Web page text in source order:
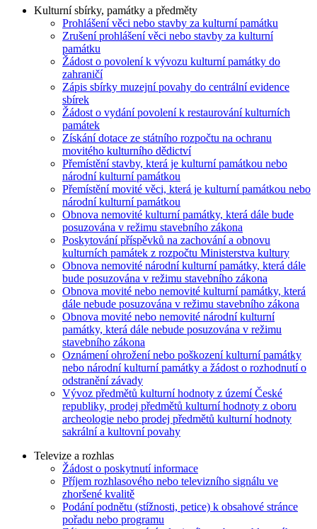
Kulturní sbírky, památky a předměty
Prohlášení věci nebo stavby za kulturní památku
Zrušení prohlášení věci nebo stavby za kulturní
památku
Žádost o povolení k vývozu kulturní památky do
zahraničí
Zápis sbírky muzejní povahy do centrální evidence
sbírek
Žádost o vydání povolení k restaurování kulturních
památek
Získání dotace ze státního rozpočtu na ochranu
movitého kulturního dědictví
Přemístění stavby, která je kulturní památkou nebo
národní kulturní památkou
Přemístění movité věci, která je kulturní památkou nebo
národní kulturní památkou
Obnova nemovité kulturní památky, která dále bude
posuzována v režimu stavebního zákona
Poskytování příspěvků na zachování a obnovu
kulturních památek z rozpočtu Ministerstva kultury
Obnova nemovité národní kulturní památky, která dále
bude posuzována v režimu stavebního zákona
Obnova movité nebo nemovité kulturní památky, která
dále nebude posuzována v režimu stavebního zákona
Obnova movité nebo nemovité národní kulturní
památky, která dále nebude posuzována v režimu
stavebního zákona
Oznámení ohrožení nebo poškození kulturní památky
nebo národní kulturní památky a žádost o rozhodnutí o
odstranění závady
Vývoz předmětů kulturní hodnoty z území České
republiky, prodej předmětů kulturní hodnoty z oboru
archeologie nebo prodej předmětů kulturní hodnoty
sakrální a kultovní povahy
Televize a rozhlas
Žádost o poskytnutí informace
Příjem rozhlasového nebo televizního signálu ve
zhoršené kvalitě
Podání podnětu (stížnosti, petice) k obsahové stránce
pořadu nebo programu